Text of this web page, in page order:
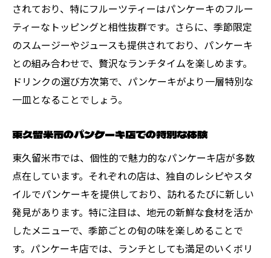
されており、特にフルーツティーはパンケーキのフルー
ティーなトッピングと相性抜群です。さらに、季節限定
のスムージーやジュースも提供されており、パンケーキ
との組み合わせで、贅沢なランチタイムを楽しめます。
ドリンクの選び方次第で、パンケーキがより一層特別な
一皿となることでしょう。
東久留米市のパンケーキ店での特別な体験
東久留米市では、個性的で魅力的なパンケーキ店が多数
点在しています。それぞれの店は、独自のレシピやスタ
イルでパンケーキを提供しており、訪れるたびに新しい
発見があります。特に注目は、地元の新鮮な食材を活か
したメニューで、季節ごとの旬の味を楽しめることで
す。パンケーキ店では、ランチとしても満足のいくボリ